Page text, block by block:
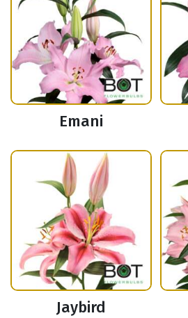
Emani
Jaybird